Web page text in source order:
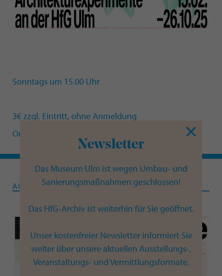
Sonntags um 15.00 Uhr
3€ zzgl. Eintritt, ohne Anmeldung
Ort: HfG-Archiv Ulm, Am Hochsträss 8, 89081 Ulm
AUSSTELLUNG
Newsletter
Das Museum Ulm ist wegen Umbau- und
Sanierungsmaßnahmen geschlossen!
Das HfG-Archiv ist weiterhin für Sie geöffnet.
Unser kostenfreier Newsletter informiert Sie
weiter über unsere aktuellen Ausstellungs-,
Veranstaltungs- und Vermittlungsformate.